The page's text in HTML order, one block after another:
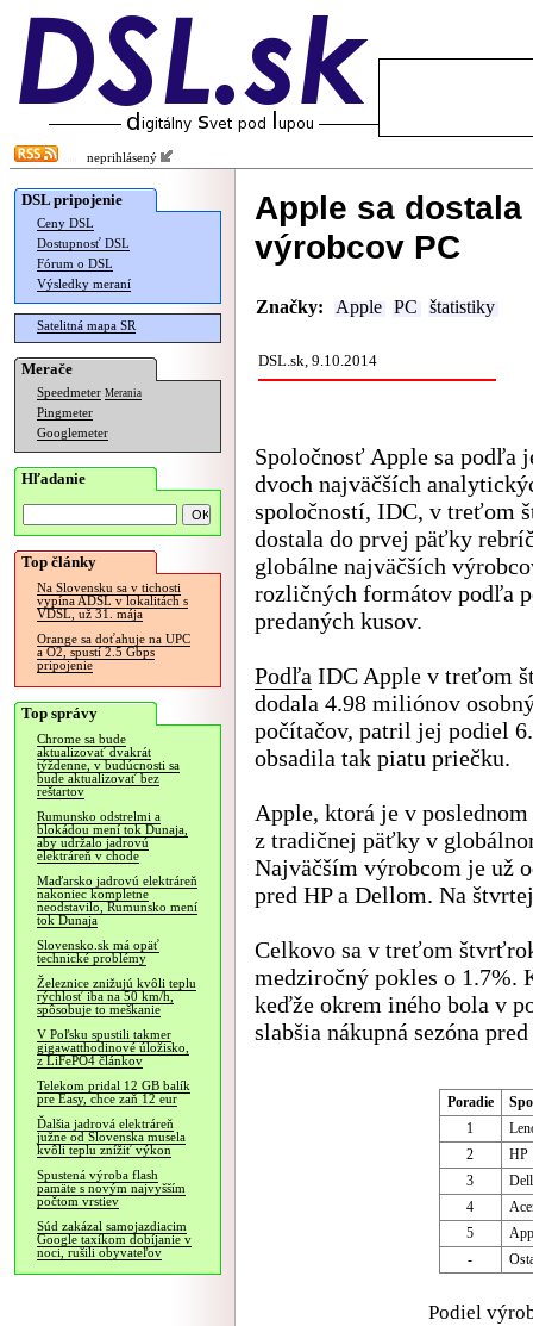
neprihlásený
DSL pripojenie
Ceny DSL
Dostupnosť DSL
Fórum o DSL
Výsledky meraní
Satelitná mapa SR
Merače
Speedmeter Merania
Pingmeter
Googlemeter
Hľadanie
Top články
Na Slovensku sa v tichosti
vypína ADSL v lokalitách s
VDSL, už 31. mája
Orange sa doťahuje na UPC
a O2, spustí 2.5 Gbps
pripojenie
Top správy
Chrome sa bude
aktualizovať dvakrát
týždenne, v budúcnosti sa
bude aktualizovať bez
reštartov
Rumunsko odstrelmi a
blokádou mení tok Dunaja,
aby udržalo jadrovú
elektráreň v chode
Maďarsko jadrovú elektráreň
nakoniec kompletne
neodstavilo, Rumunsko mení
tok Dunaja
Slovensko.sk má opäť
technické problémy
Železnice znižujú kvôli teplu
rýchlosť iba na 50 km/h,
spôsobuje to meškanie
V Poľsku spustili takmer
gigawatthodinové úložisko,
z LiFePO4 článkov
Telekom pridal 12 GB balík
pre Easy, chce zaň 12 eur
Ďalšia jadrová elektráreň
južne od Slovenska musela
kvôli teplu znížiť výkon
Spustená výroba flash
pamäte s novým najvyšším
počtom vrstiev
Súd zakázal samojazdiacim
Google taxíkom dobíjanie v
noci, rušili obyvateľov
Apple sa
výrobcov PC
Značky: Apple PC štatistiky
DSL.sk, 9.10.2014
Spoločnosť Apple sa podľa
dvoch najväčších
spoločností, IDC, v treťom
dostala do prvej päťky
globálne najväčších
rozličných formátov podľa
predaných kusov.
Podľa IDC Apple v treťom
dodala 4.98 miliónov
počítačov, patril jej podiel
obsadila tak piatu priečku.
Apple, ktorá je v
z tradičnej päťky v
Najväčším výrobcom je už
pred HP a Dellom. Na
Celkovo sa v treťom
medziročný pokles o 1.7%.
keďže okrem iného bola v
slabšia nákupná sezóna
Poradie
1
2
HP
3
Dell
4
5
-
Podiel